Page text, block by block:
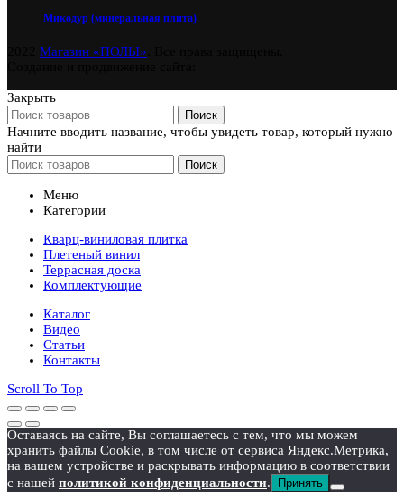
Микодур (минеральная плита)
Магазин «ПОЛЫ»
Закрыть
Поиск
Начните вводить название, чтобы увидеть товар, который нужно
найти
Поиск
Меню
Категории
Кварц-виниловая плитка
Плетеный винил
Террасная доска
Комплектующие
Каталог
Видео
Статьи
Контакты
Scroll To Top
Оставаясь на сайте, Вы соглашаетесь с тем, что мы можем
хранить файлы Cookie, в том числе от сервиса Яндекс.Метрика,
на вашем устройстве и раскрывать информацию в соответствии
с нашей политикой конфиденциальности. Принять